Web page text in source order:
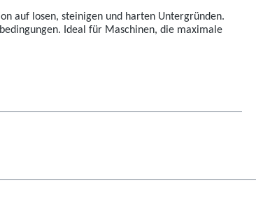
auf losen, steinigen und harten Untergründen.
Ideal für Maschinen, die maximale